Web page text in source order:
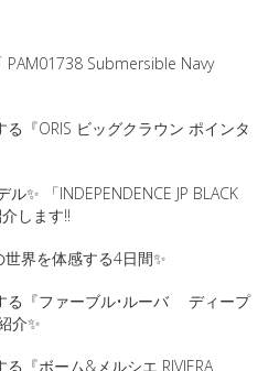
PAM01738 Submersible Navy
『ORIS ビッグクラウン ポインタ
✨ 「INDEPENDENCE JP BLACK
します‼️
世界を体感する4日間✨
る『ファーブル•ルーバ ディープ
介✨
『ボーム&メルシエ RIVIERA